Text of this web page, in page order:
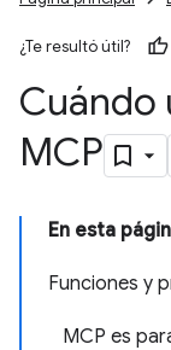
¿Te resultó útil?
Cuándo
MCP
En esta
Funciones y
MCP es